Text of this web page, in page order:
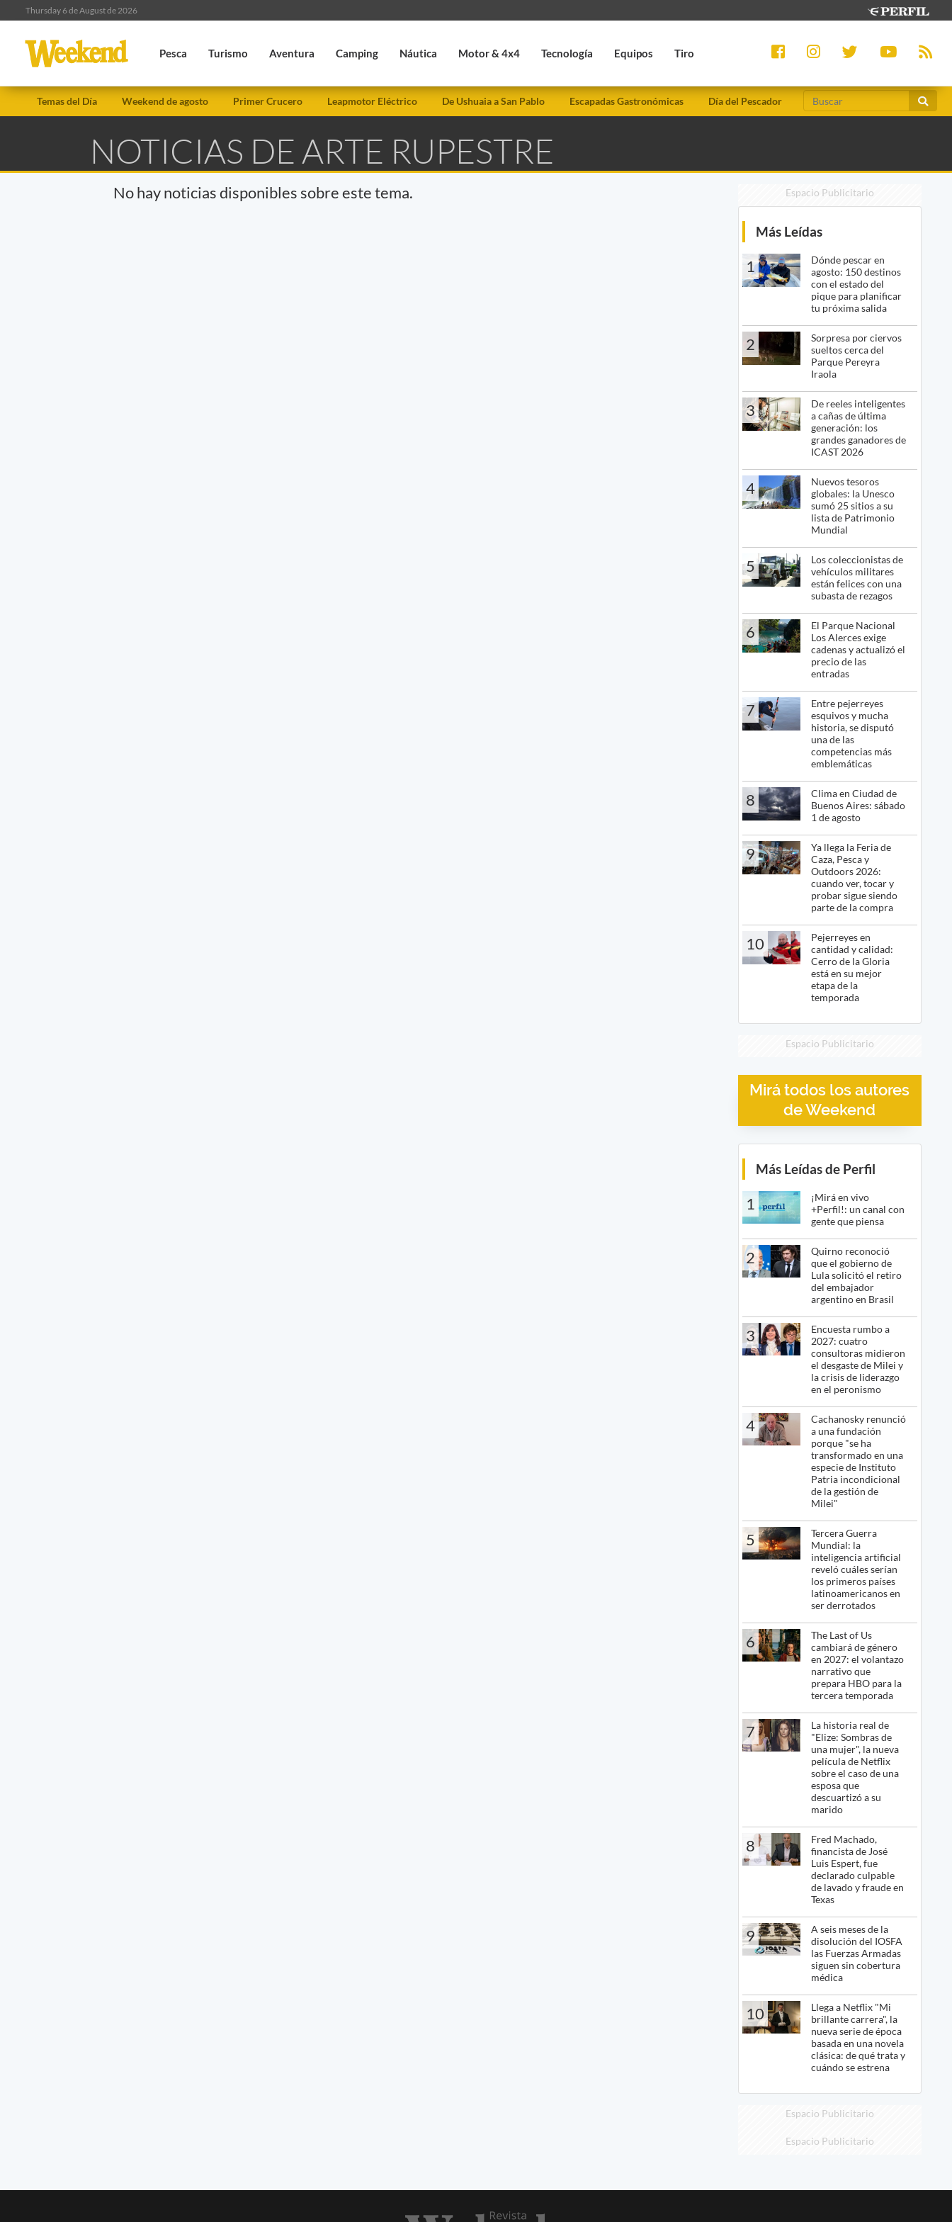
Thursday 6 de August de 2026
Pesca Turismo Aventura Camping Náutica Motor & 4x4 Tecnología Equipos Tiro
Temas del Día Weekend de agosto Primer Crucero Leapmotor Eléctrico De Ushuaia a San Pablo Escapadas Gastronómicas Día del Pescador
NOTICIAS DE ARTE RUPESTRE
No hay noticias disponibles sobre este tema. Espacio Publicitario
Más Leídas
1
Dónde pescar en
agosto: 150 destinos
con el estado del
pique para planificar
tu próxima salida
2
Sorpresa por ciervos
sueltos cerca del
Parque Pereyra
Iraola
3
De reeles inteligentes
a cañas de última
generación: los
grandes ganadores de
ICAST 2026
4
Nuevos tesoros
globales: la Unesco
sumó 25 sitios a su
lista de Patrimonio
Mundial
5
Los coleccionistas de
vehículos militares
están felices con una
subasta de rezagos
6
El Parque Nacional
Los Alerces exige
cadenas y actualizó el
precio de las
entradas
7
Entre pejerreyes
esquivos y mucha
historia, se disputó
una de las
competencias más
emblemáticas
8
Clima en Ciudad de
Buenos Aires: sábado
1 de agosto
9
Ya llega la Feria de
Caza, Pesca y
Outdoors 2026:
cuando ver, tocar y
probar sigue siendo
parte de la compra
10
Pejerreyes en
cantidad y calidad:
Cerro de la Gloria
está en su mejor
etapa de la
temporada
Espacio Publicitario
Mirá todos los autores
de Weekend
Más Leídas de Perfil
1
¡Mirá en vivo
+Perfil!: un canal con
gente que piensa
2
Quirno reconoció
que el gobierno de
Lula solicitó el retiro
del embajador
argentino en Brasil
3
Encuesta rumbo a
2027: cuatro
consultoras midieron
el desgaste de Milei y
la crisis de liderazgo
en el peronismo
4
Cachanosky renunció
a una fundación
porque "se ha
transformado en una
especie de Instituto
Patria incondicional
de la gestión de
Milei"
5
Tercera Guerra
Mundial: la
inteligencia artificial
reveló cuáles serían
los primeros países
latinoamericanos en
ser derrotados
6
The Last of Us
cambiará de género
en 2027: el volantazo
narrativo que
prepara HBO para la
tercera temporada
7
La historia real de
"Elize: Sombras de
una mujer", la nueva
película de Netflix
sobre el caso de una
esposa que
descuartizó a su
marido
8
Fred Machado,
financista de José
Luis Espert, fue
declarado culpable
de lavado y fraude en
Texas
9
A seis meses de la
disolución del IOSFA
las Fuerzas Armadas
siguen sin cobertura
médica
10
Llega a Netflix "Mi
brillante carrera", la
nueva serie de época
basada en una novela
clásica: de qué trata y
cuándo se estrena
Espacio Publicitario
Espacio Publicitario